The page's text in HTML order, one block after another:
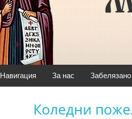
Навигация За нас
Коледни